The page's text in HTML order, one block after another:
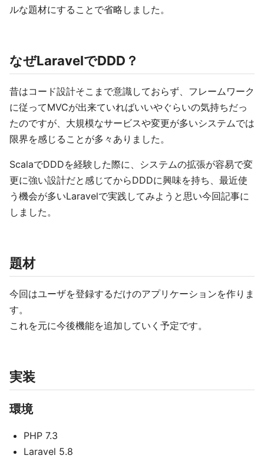
ルな題材にすることで省略しました。
なぜLaravelでDDD？
昔はコード設計そこまで意識しておらず、フレームワーク
に従ってMVCが出来ていればいいやぐらいの気持ちだっ
たのですが、大規模なサービスや変更が多いシステムでは
限界を感じることが多々ありました。
ScalaでDDDを経験した際に、システムの拡張が容易で変
更に強い設計だと感じてからDDDに興味を持ち、最近使
う機会が多いLaravelで実践してみようと思い今回記事に
しました。
題材
今回はユーザを登録するだけのアプリケーションを作りま
す。
これを元に今後機能を追加していく予定です。
実装
環境
PHP 7.3
Laravel 5.8